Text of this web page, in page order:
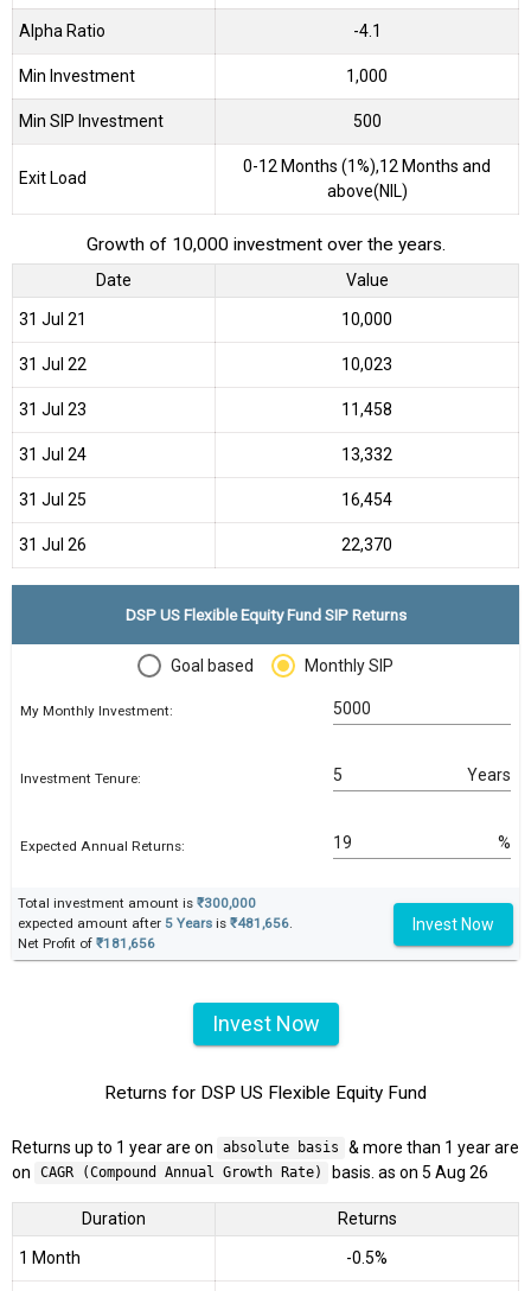
Alpha Ratio -4.1
Min Investment 1,000
Min SIP Investment 500
Exit Load
0-12 Months (1%),12 Months and
above(NIL)
Growth of 10,000 investment over the years.
Date Value
31 Jul 21 ₹10,000
31 Jul 22 ₹10,023
31 Jul 23 ₹11,458
31 Jul 24 ₹13,332
31 Jul 25 ₹16,454
31 Jul 26 ₹22,370
DSP US Flexible Equity Fund SIP Returns
Goal based Monthly SIP
My Monthly Investment:
Investment Tenure: Years
Expected Annual Returns: %
Total investment amount is ₹300,000
expected amount after 5 Years is ₹481,656.
Net Profit of ₹181,656
Invest Now
Invest Now
Returns for DSP US Flexible Equity Fund
Returns up to 1 year are on absolute basis
& more than 1 year are
on
CAGR (Compound Annual Growth Rate) basis. as on 5 Aug 26
Duration Returns
1 Month -0.5%